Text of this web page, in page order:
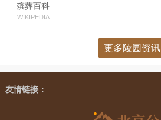
殡葬百科
WIKIPEDIA
更多陵园资讯
友情链接：